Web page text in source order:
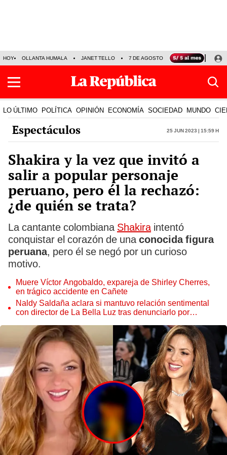
HOY OLLANTA HUMALA JANET TELLO 7 DE AGOSTO TINKA RESULTADOS
LO ÚLTIMO POLÍTICA OPINIÓN ECONOMÍA SOCIEDAD MUNDO
Espectáculos 25 Jun 2023 | 15:59 h
Shakira y la vez que invitó a
salir a popular personaje
peruano, pero él la rechazó:
¿de quién se trata?
La cantante colombiana Shakiraintentó
conquistar el corazón de una conocida figura
peruana, pero él se negó por un curioso
motivo.
Muere Víctor Angobaldo, expareja de Shirley Cherres,
en trágico accidente en Cañete
Naldy Saldaña aclara si mantuvo relación sentimental
con director de La Bella Luz tras denunciarlo por